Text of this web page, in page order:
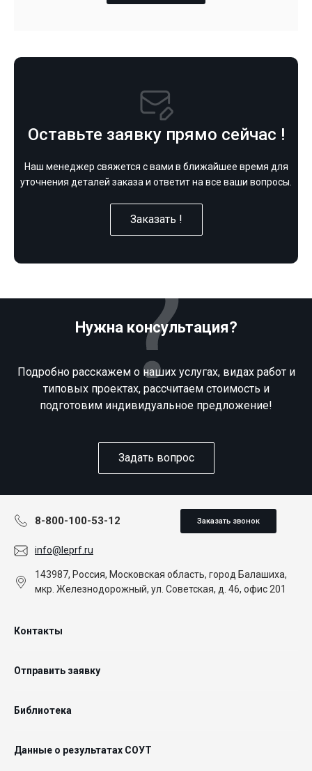
Оставьте заявку прямо сейчас !
Наш менеджер свяжется с вами в ближайшее время для
уточнения деталей заказа и ответит на все ваши вопросы.
Заказать !
Нужна консультация?
Подробно расскажем о наших услугах, видах работ и
типовых проектах, рассчитаем стоимость и
подготовим индивидуальное предложение!
Задать вопрос
8-800-100-53-12 Заказать звонок
info@leprf.ru
143987, Россия, Московская область, город Балашиха,
мкр. Железнодорожный, ул. Советская, д. 46, офис 201
Контакты
Отправить заявку
Библиотека
Данные о результатах СОУТ